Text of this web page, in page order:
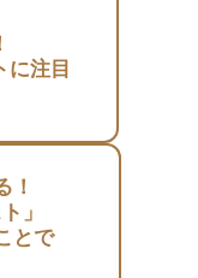
に注目
！
」
とで